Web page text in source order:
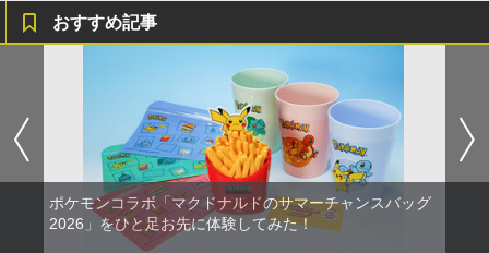
おすすめ記事
ポケモンコラボ「マクドナルドのサマーチャンスバッグ
2026」をひと足お先に体験してみた！